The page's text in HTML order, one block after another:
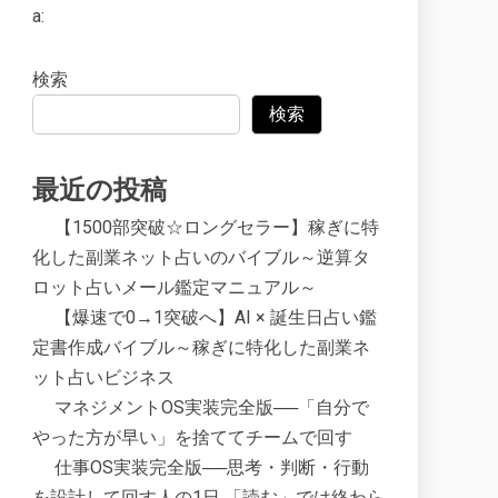
a:
検索
検索
最近の投稿
【1500部突破☆ロングセラー】稼ぎに特
化した副業ネット占いのバイブル～逆算タ
ロット占いメール鑑定マニュアル～
【爆速で0→1突破へ】AI × 誕生日占い鑑
定書作成バイブル～稼ぎに特化した副業ネ
ット占いビジネス
マネジメントOS実装完全版──「自分で
やった方が早い」を捨ててチームで回す
仕事OS実装完全版──思考・判断・行動